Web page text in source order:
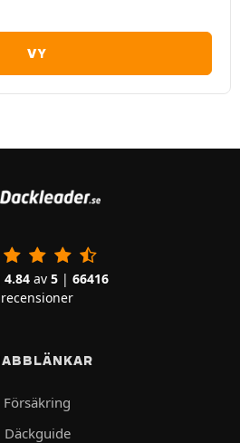
VY
4.84av 5| 66416
recensioner
Försäkring
Däckguide